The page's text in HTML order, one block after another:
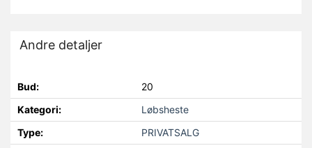
Andre detaljer
Bud:
20
Kategori:
Løbsheste
Type:
PRIVATSALG